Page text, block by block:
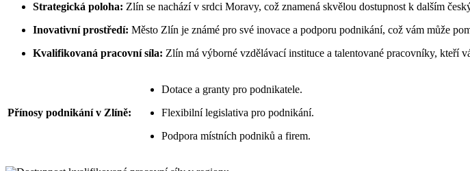
Strategická poloha: Zlín se nachází v srdci Moravy, což znamená skvělou dostupnost k dalším
Inovativní prostředí: Město Zlín je známé pro své inovace a podporu podnikání, což vám může
Kvalifikovaná pracovní síla: Zlín má výborné vzdělávací instituce a talentované pracovníky, kteří
Přínosy podnikání v Zlíně:
Dotace a granty pro podnikatele.
Flexibilní legislativa pro podnikání.
Podpora místních podniků a firem.